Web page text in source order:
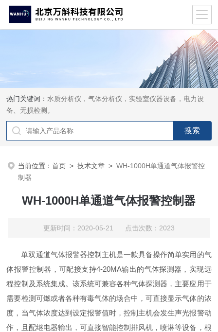
热门关键词： 水质分析仪，气体分析仪，实验室仪器设备，电力设
备、无损检测。
当前位置：首页 >技术文章 >WH-1000H单通道气体报警控
制器
WH-1000H单通道气体报警控制器
更新时间：2020-05-21 点击次数：2023
单双通道气体报警器控制主机是一款具备操作简单实用的气
体报警控制器，可配接支持4-20MA输出的气体探测器，实现远
程控制及系统集成。 该系统可兼容各种气体探测器，主要应用于
需要检测可燃或者各种有毒气体的场合中，可直接显示气体的浓
度，当气体浓度达到设定报警值时，控制主机会发生声光报警动
作，且配继电器输出，可直接智能控制排风机，喷淋等设备，根